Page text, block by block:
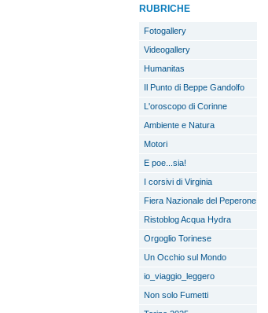
RUBRICHE
Fotogallery
Videogallery
Humanitas
Il Punto di Beppe Gandolfo
L'oroscopo di Corinne
Ambiente e Natura
Motori
E poe...sia!
I corsivi di Virginia
Fiera Nazionale del Peperone
Ristoblog Acqua Hydra
Orgoglio Torinese
Un Occhio sul Mondo
io_viaggio_leggero
Non solo Fumetti